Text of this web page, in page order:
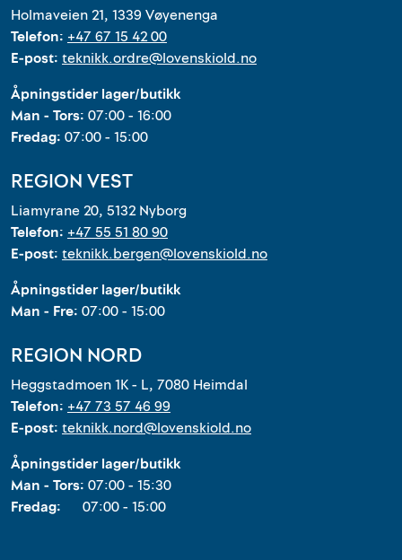
Holmaveien 21, 1339 Vøyenenga
Telefon: +47 67 15 42 00
E-post: teknikk.ordre@lovenskiold.no
Åpningstider lager/butikk
Man - Tors: 07:00 - 16:00
Fredag: 07:00 - 15:00
REGION VEST
Liamyrane 20, 5132 Nyborg
Telefon: +47 55 51 80 90
E-post: teknikk.bergen@lovenskiold.no
Åpningstider lager/butikk
Man - Fre: 07:00 - 15:00
REGION NORD
Heggstadmoen 1K - L, 7080 Heimdal
Telefon: +47 73 57 46 99
E-post: teknikk.nord@lovenskiold.no
Åpningstider lager/butikk
Man - Tors: 07:00 - 15:30
Fredag: 07:00 - 15:00